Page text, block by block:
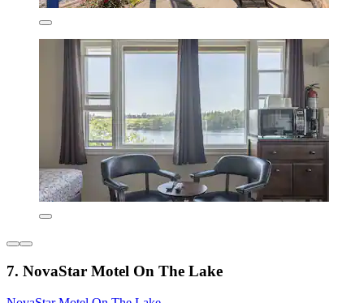
7. NovaStar Motel On The Lake